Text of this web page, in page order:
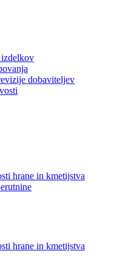
izdelkov
dobaviteljev
hrane in kmetijstva
hrane in kmetijstva